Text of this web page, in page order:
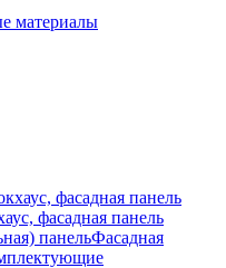
материалы
фасадная панель
панельФасадная